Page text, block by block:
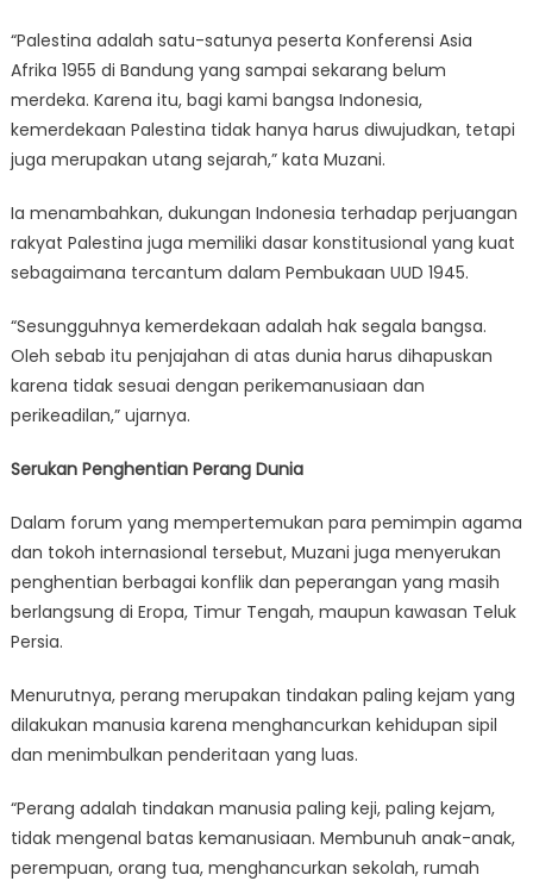
“Palestina adalah satu-satunya peserta Konferensi Asia
Afrika 1955 di Bandung yang sampai sekarang belum
merdeka. Karena itu, bagi kami bangsa Indonesia,
kemerdekaan Palestina tidak hanya harus diwujudkan, tetapi
juga merupakan utang sejarah,” kata Muzani.
Ia menambahkan, dukungan Indonesia terhadap perjuangan
rakyat Palestina juga memiliki dasar konstitusional yang kuat
sebagaimana tercantum dalam Pembukaan UUD 1945.
“Sesungguhnya kemerdekaan adalah hak segala bangsa.
Oleh sebab itu penjajahan di atas dunia harus dihapuskan
karena tidak sesuai dengan perikemanusiaan dan
perikeadilan,” ujarnya.
Serukan Penghentian Perang Dunia
Dalam forum yang mempertemukan para pemimpin agama
dan tokoh internasional tersebut, Muzani juga menyerukan
penghentian berbagai konflik dan peperangan yang masih
berlangsung di Eropa, Timur Tengah, maupun kawasan Teluk
Persia.
Menurutnya, perang merupakan tindakan paling kejam yang
dilakukan manusia karena menghancurkan kehidupan sipil
dan menimbulkan penderitaan yang luas.
“Perang adalah tindakan manusia paling keji, paling kejam,
tidak mengenal batas kemanusiaan. Membunuh anak-anak,
perempuan, orang tua, menghancurkan sekolah, rumah